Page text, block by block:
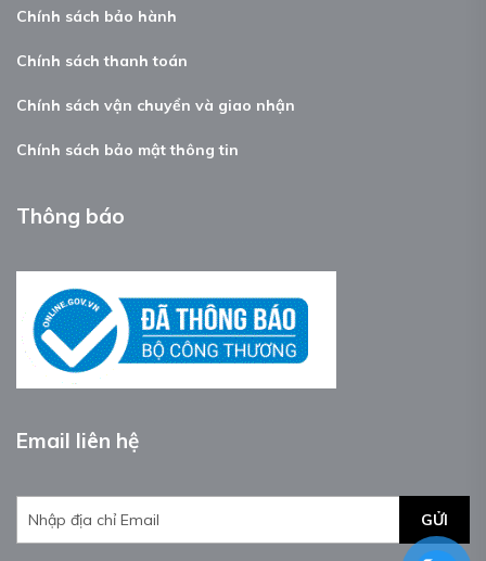
Chính sách bảo hành
Chính sách thanh toán
Chính sách vận chuyển và giao nhận
Chính sách bảo mật thông tin
Thông báo
Email liên hệ
GỬI